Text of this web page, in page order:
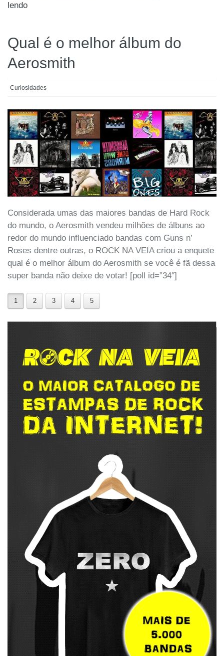
lendo
Qual é o melhor álbum do
Aerosmith
Curiosidades
Considerada umas das maiores bandas de Hard Rock
do mundo, o Aerosmith vendeu milhões de álbuns ao
redor do mundo influenciado bandas com Guns n’
Roses dentre outras, o ROCK NA VEIA criou a enquete
qual é o melhor álbum do Aerosmith se você é fã dessa
super banda não deixe de votar! [poll id=”34″]
1 2 3 4 5